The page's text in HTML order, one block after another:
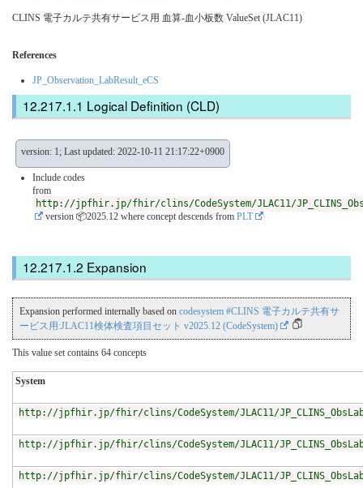
CLINS 電子カルテ共有サービス用 血算-血小板数 ValueSet (JLAC11)
References
JP_Observation_LabResult_eCS
Logical Definition (CLD)
version: 1; Last updated: 2022-10-11 21:17:22+0900
Include codes
from
http://jpfhir.jp/fhir/clins/CodeSystem/JLAC11/
version 📦2025.12 where concept descends from PLT
Expansion
Expansion performed internally based on codesystem #CLINS 電子カルテ共有サ
ービス用:JLAC11検体検査項目セット v2025.12 (CodeSystem)
This value set contains 64 concepts
System
http://jpfhir.jp/fhir/clins/CodeSystem/JLAC11/
http://jpfhir.jp/fhir/clins/CodeSystem/JLAC11/
http://jpfhir.jp/fhir/clins/CodeSystem/JLAC11/